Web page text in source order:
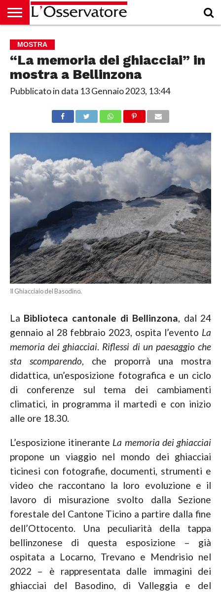
CULTURA
ECONOMIA
RUBRICHE
ARCHIVIO
PODCAST
ABBONAMENTO
CHI
SIAMO
ACCEDI
MOSTRA
“La memoria dei ghiacciai” in
mostra a Bellinzona
Pubblicato in data 13 Gennaio 2023, 13:44
Il Ghiacciaio del Basodino.
La Biblioteca cantonale di Bellinzona, dal 24
gennaio al 28 febbraio 2023, ospita l’evento La
memoria dei ghiacciai. Riflessi di un paesaggio che
sta scomparendo, che proporrà una mostra
didattica, un’esposizione fotografica e un ciclo
di conferenze sul tema dei cambiamenti
climatici, in programma il martedì e con inizio
alle ore 18.30.
L’esposizione itinerante La memoria dei ghiacciai
propone un viaggio nel mondo dei ghiacciai
ticinesi con fotografie, documenti, strumenti e
video che raccontano la loro evoluzione e il
lavoro di misurazione svolto dalla Sezione
forestale del Cantone Ticino a partire dalla fine
dell’Ottocento.
Una peculiarità della tappa
bellinzonese di questa esposizione – già
ospitata a Locarno, Trevano e Mendrisio nel
2022 – è rappresentata dalle immagini dei
ghiacciai del Basodino, di Valleggia e del